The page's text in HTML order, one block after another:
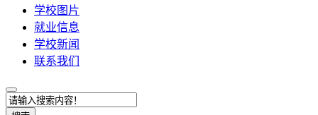
学校图片
就业信息
学校新闻
联系我们